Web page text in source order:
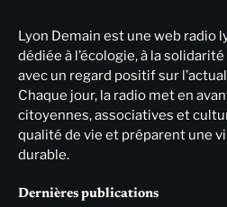
Lyon Demain est une web radio
dédiée à l’écologie, à la
avec un regard positif sur
Chaque jour, la radio met en
citoyennes, associatives et
qualité de vie et préparent une
durable.
Dernières publications